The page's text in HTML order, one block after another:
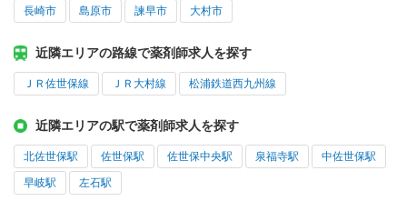
長崎市 島原市 諫早市 大村市
近隣エリアの路線で薬剤師求人を探す
ＪＲ佐世保線 ＪＲ大村線 松浦鉄道西九州線
近隣エリアの駅で薬剤師求人を探す
北佐世保駅 佐世保駅 佐世保中央駅 泉福寺駅 中佐世保駅
早岐駅 左石駅